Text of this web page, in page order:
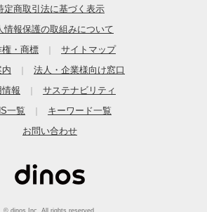
定商取引法に基づく表示
情報保護の取組みについて
権・商標
サイトマップ
法人・企業様向け窓口
報
サステナビリティ
一覧
キーワード一覧
お問い合わせ